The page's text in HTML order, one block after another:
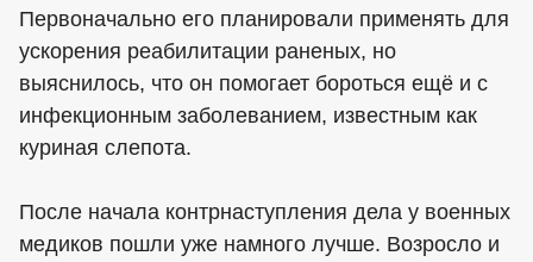
Первоначально его планировали применять для
ускорения реабилитации раненых, но
выяснилось, что он помогает бороться ещё и с
инфекционным заболеванием, известным как
куриная слепота.
После начала контрнаступления дела у военных
медиков пошли уже намного лучше. Возросло и